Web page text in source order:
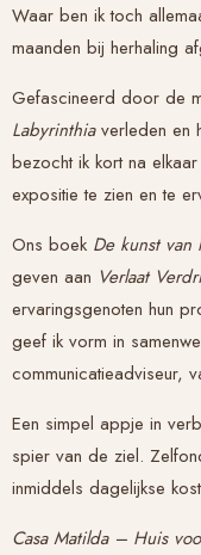
Waar ben ik toch
maanden bij herhaling
Gefascineerd door de
Labyrinthiaverleden en
bezocht ik kort na
expositie te zien en te
Ons boek De kunst
geven aan Verlaat
ervaringsgenoten hun
geef ik vorm in
communicatieadviseur,
Een simpel appje in
spier van de ziel.
inmiddels dagelijkse
Casa Matilda – Huis